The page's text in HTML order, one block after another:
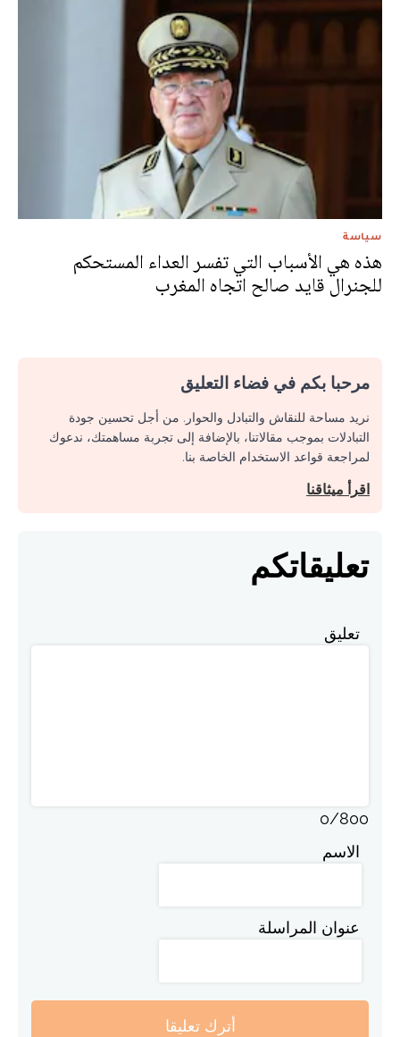
سياسة
هذه هي الأسباب التي تفسر العداء المستحكم
للجنرال قايد صالح اتجاه المغرب
مرحبا بكم في فضاء التعليق
نريد مساحة للنقاش والتبادل والحوار. من أجل تحسين جودة
التبادلات بموجب مقالاتنا، بالإضافة إلى تجربة مساهمتك، ندعوك
لمراجعة قواعد الاستخدام الخاصة بنا.
اقرأ ميثاقنا
تعليقاتكم
تعليق
0/800
الاسم
عنوان المراسلة
أترك تعليقا